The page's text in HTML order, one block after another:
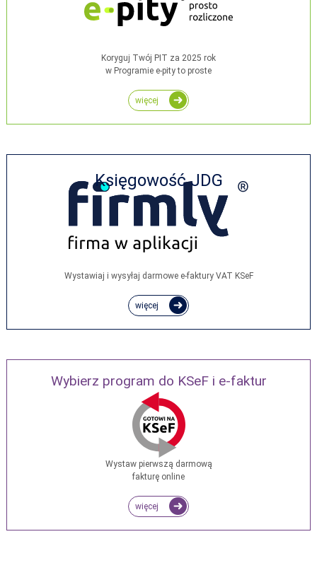
Koryguj Twój PIT za 2025 rok
w Programie e-pity to proste
więcej
Księgowość JDG
Wystawiaj i wysyłaj darmowe e‑faktury VAT KSeF
więcej
Wybierz program do KSeF i e-faktur
Wystaw pierwszą darmową
fakturę online
więcej